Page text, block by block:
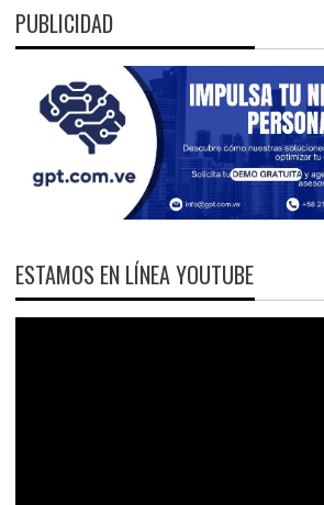
PUBLICIDAD
ESTAMOS EN LÍNEA YOUTUBE